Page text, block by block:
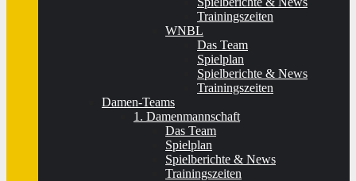
Trainingszeiten
WNBL
Das Team
Spielplan
Spielberichte & News
Trainingszeiten
Damen-Teams
1. Damenmannschaft
Das Team
Spielplan
Spielberichte & News
Trainingszeiten